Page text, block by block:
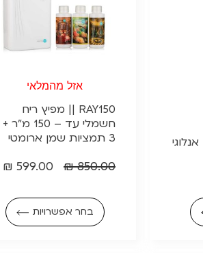
אזל מהמלאי
RAY150 || מפיץ ריח
חשמלי עד – 150 מ"ר +
3 תמציות שמן ארומטי
850.00
₪
599.00
₪
בחר אפשרויות